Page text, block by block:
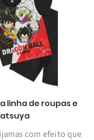
linha de roupas e
com efeito que